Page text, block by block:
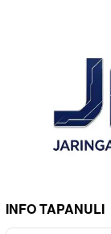
INFO TAPANULI